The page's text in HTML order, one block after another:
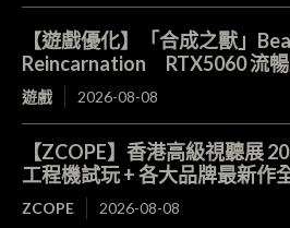
【遊戲優化】「合成之獸」
Reincarnation RTX5060 流暢
遊戲 2026-08-08
【ZCOPE】香港高級視聽展
工程機試玩 + 各大品牌最新作
ZCOPE 2026-08-08